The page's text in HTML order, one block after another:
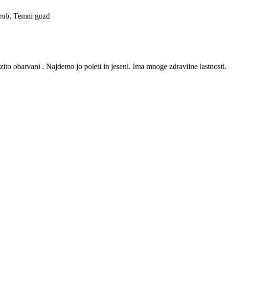
, Temni gozd
obarvani . Najdemo jo poleti in jeseni. Ima mnoge zdravilne lastnosti.